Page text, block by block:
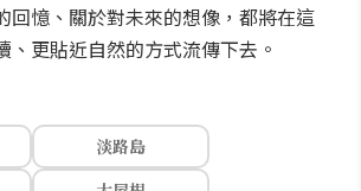
回憶、關於對未來的想像，都將在這
、更貼近自然的方式流傳下去。
淡路島